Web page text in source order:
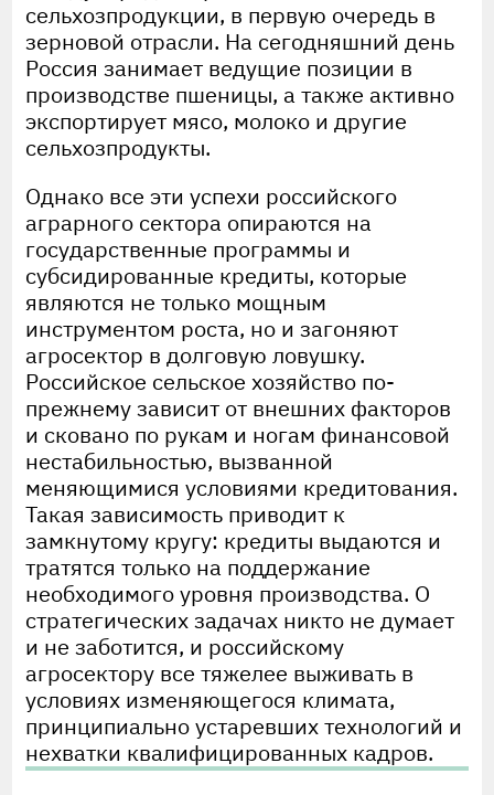
сельхозпродукции, в первую очередь в
зерновой отрасли. На сегодняшний день
Россия занимает ведущие позиции в
производстве пшеницы, а также активно
экспортирует мясо, молоко и другие
сельхозпродукты.
Однако все эти успехи российского
аграрного сектора опираются на
государственные программы и
субсидированные кредиты, которые
являются не только мощным
инструментом роста, но и загоняют
агросектор в долговую ловушку.
Российское сельское хозяйство по-
прежнему зависит от внешних факторов
и сковано по рукам и ногам финансовой
нестабильностью, вызванной
меняющимися условиями кредитования.
Такая зависимость приводит к
замкнутому кругу: кредиты выдаются и
тратятся только на поддержание
необходимого уровня производства. О
стратегических задачах никто не думает
и не заботится, и российскому
агросектору все тяжелее выживать в
условиях изменяющегося климата,
принципиально устаревших технологий и
нехватки квалифицированных кадров.